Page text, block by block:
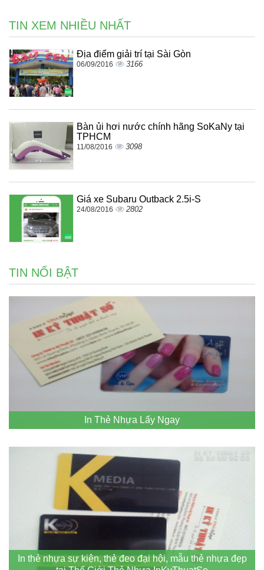
TIN XEM NHIỀU NHẤT
Địa điểm giải trí tại Sài Gòn
06/09/2016 3166
Bàn ủi hơi nước chính hãng SoKaNy tại
TPHCM
11/08/2016 3098
Giá xe Subaru Outback 2.5i-S
24/08/2016 2802
TIN NỔI BẬT
In Thẻ Nhựa Lấy Ngay
In thẻ nhựa sự kiện, thẻ đeo đại hội, mẫu thẻ nhựa đẹp